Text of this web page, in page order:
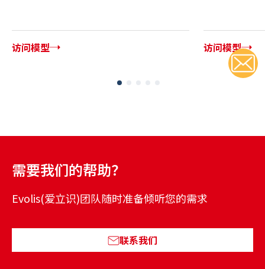
访问模型 访问模型
需要我们的帮助？
Evolis(爱立识)团队随时准备倾听您的需求
联系我们